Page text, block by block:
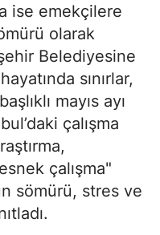
ise emekçilere
olarak
Belediyesine
sınırlar,
mayıs ayı
çalışma
çalışma"
sömürü, stres ve